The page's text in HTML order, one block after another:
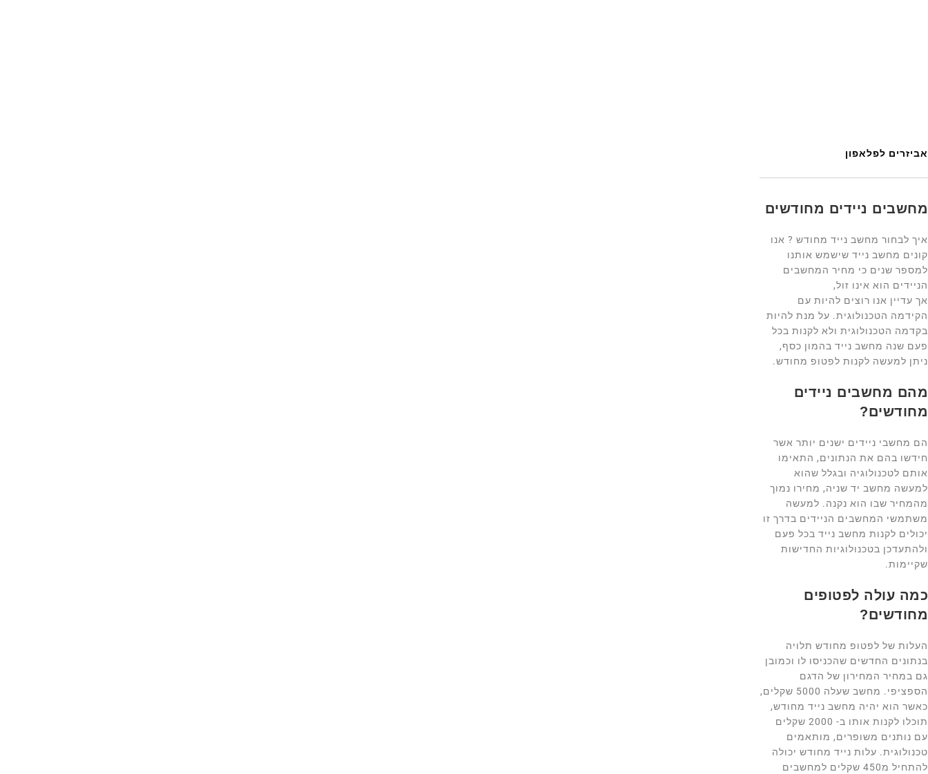
אביזרים לפלאפון
מחשבים ניידים מחודשים
איך לבחור מחשב נייד מחודש ? אנו
קונים מחשב נייד שישמש אותנו
למספר שנים כי מחיר המחשבים
הניידים הוא אינו זול,
אך עדיין אנו רוצים להיות עם
הקידמה הטכנולוגית. על מנת להיות
בקדמה הטכנולוגית ולא לקנות בכל
פעם שנה מחשב נייד בהמון כסף,
ניתן למעשה לקנות לפטופ מחודש.
מהם מחשבים ניידים
מחודשים?
הם מחשבי ניידים ישנים יותר אשר
חידשו בהם את הנתונים, התאימו
אותם לטכנולוגיה ובגלל שהוא
למעשה מחשב יד שניה, מחירו נמוך
מהמחיר שבו הוא נקנה. למעשה
משתמשי המחשבים הניידים בדרך זו
יכולים לקנות מחשב נייד בכל פעם
ולהתעדכן בטכנולוגיות החדישות
שקיימות.
כמה עולה לפטופים
מחודשים?
העלות של לפטופ מחודש תלויה
בנתונים החדשים שהכניסו לו וכמובן
גם במחיר המחירון של הדגם
הספציפי. מחשב שעלה 5000 שקלים,
כאשר הוא יהיה מחשב נייד מחודש,
תוכלו לקנות אותו ב- 2000 שקלים
עם נותנים משופרים, מותאמים
טכנולוגית. עלות נייד מחודש יכולה
להתחיל מ450 שקלים למחשבים